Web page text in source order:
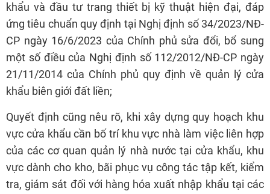
khẩu và đầu tư trang thiết bị kỹ thuật hiện đại, đáp
ứng tiêu chuẩn quy định tại Nghị định số 34/2023/NĐ-
CP ngày 16/6/2023 của Chính phủ sửa đổi, bổ sung
một số điều của Nghị định số 112/2012/NĐ-CP ngày
21/11/2014 của Chính phủ quy định về quản lý cửa
khẩu biên giới đất liền;
Quyết định cũng nêu rõ, khi xây dựng quy hoạch khu
vực cửa khẩu cần bố trí khu vực nhà làm việc liên hợp
của các cơ quan quản lý nhà nước tại cửa khẩu, khu
vực dành cho kho, bãi phục vụ công tác tập kết, kiểm
tra, giám sát đối với hàng hóa xuất nhập khẩu tại các